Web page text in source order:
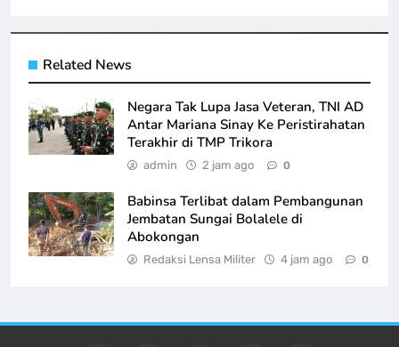
Related News
Negara Tak Lupa Jasa Veteran, TNI AD
Antar Mariana Sinay Ke Peristirahatan
Terakhir di TMP Trikora
admin 2 jam ago 0
Babinsa Terlibat dalam Pembangunan
Jembatan Sungai Bolalele di
Abokongan
Redaksi Lensa Militer 4 jam ago 0